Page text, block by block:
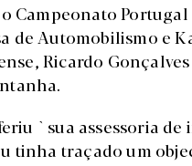
Campeonato
de Automobilismo e
Ricardo
` sua assessoria
tinha traçado um